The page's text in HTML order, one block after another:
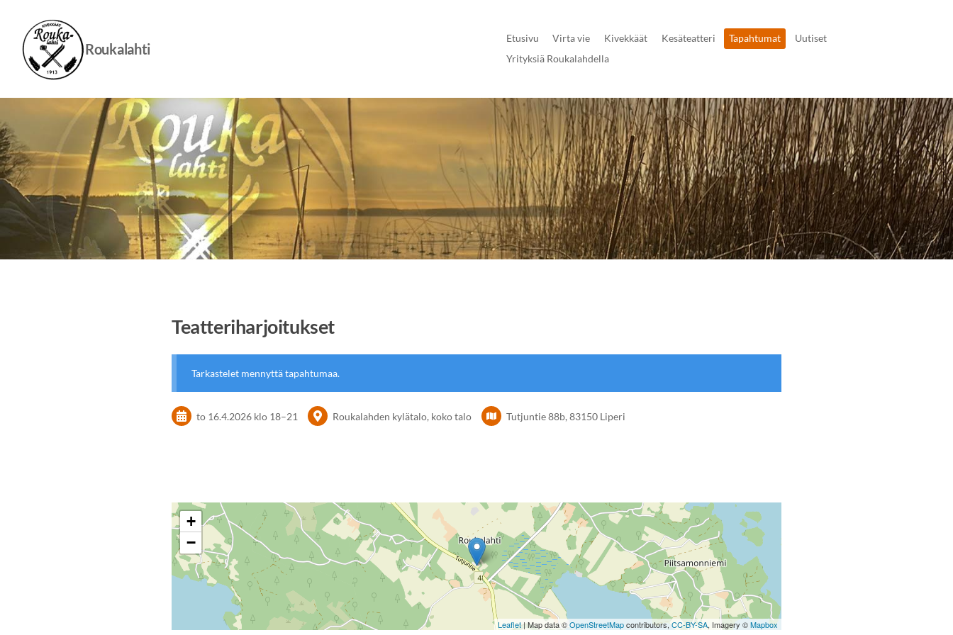
sivun
sisältöön
Roukalahti
Etusivu Virta vie Kivekkäät Kesäteatteri Tapahtumat
Uutiset
Yrityksiä Roukalahdella
Teatteriharjoitukset
Tarkastelet mennyttä tapahtumaa.
to 16.4.2026 klo 18–21 Roukalahden kylätalo, koko talo Tutjuntie 88b, 83150 Liperi
+
−
Leaflet| Map data ©OpenStreetMapcontributors, CC-BY-SA, Imagery ©Mapbox